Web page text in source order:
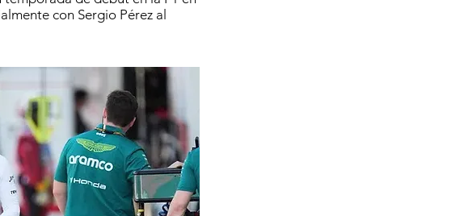
con Sergio Pérez al